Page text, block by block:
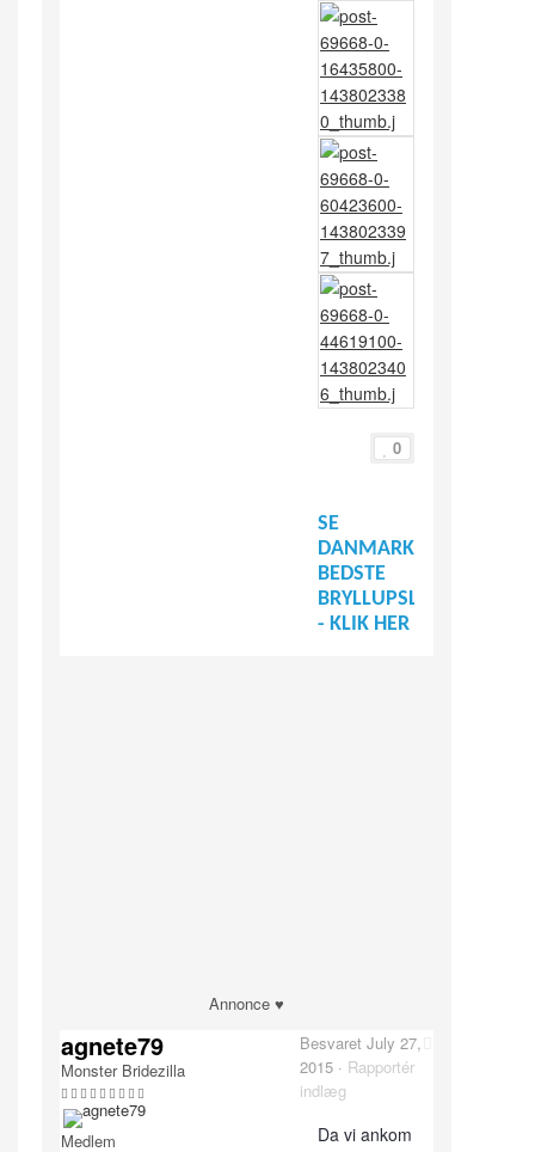
0
SE
DANMARKS
BEDSTE
- KLIK HER
Annonce ♥
agnete79
Monster Bridezilla
Medlem
Besvaret July 27,
2015 · Rapportér
indlæg
Da vi ankom